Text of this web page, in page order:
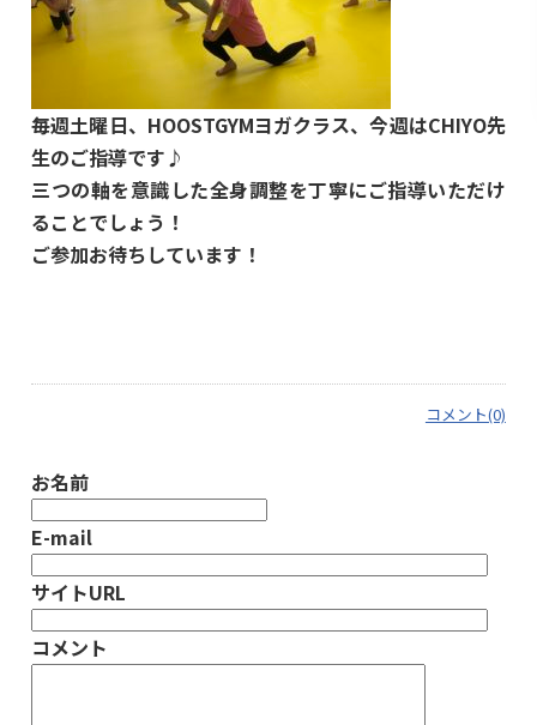
毎週土曜日、HOOSTGYMヨガクラス、今週はCHIYO先
生のご指導です♪
三つの軸を意識した全身調整を丁寧にご指導いただけ
ることでしょう！
ご参加お待ちしています！
コメント(0)
お名前
E-mail
サイトURL
コメント